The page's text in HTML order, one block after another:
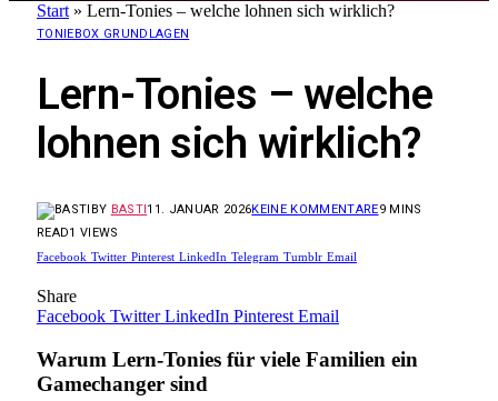
Start » Lern-Tonies – welche lohnen sich wirklich?
TONIEBOX GRUNDLAGEN
Lern-Tonies – welche
lohnen sich wirklich?
BY BASTI11. JANUAR 2026KEINE KOMMENTARE9 MINS
READ1 VIEWS
Facebook Twitter Pinterest LinkedIn Telegram Tumblr Email
Share
Facebook Twitter LinkedIn Pinterest Email
Warum Lern-Tonies für viele Familien ein
Gamechanger sind